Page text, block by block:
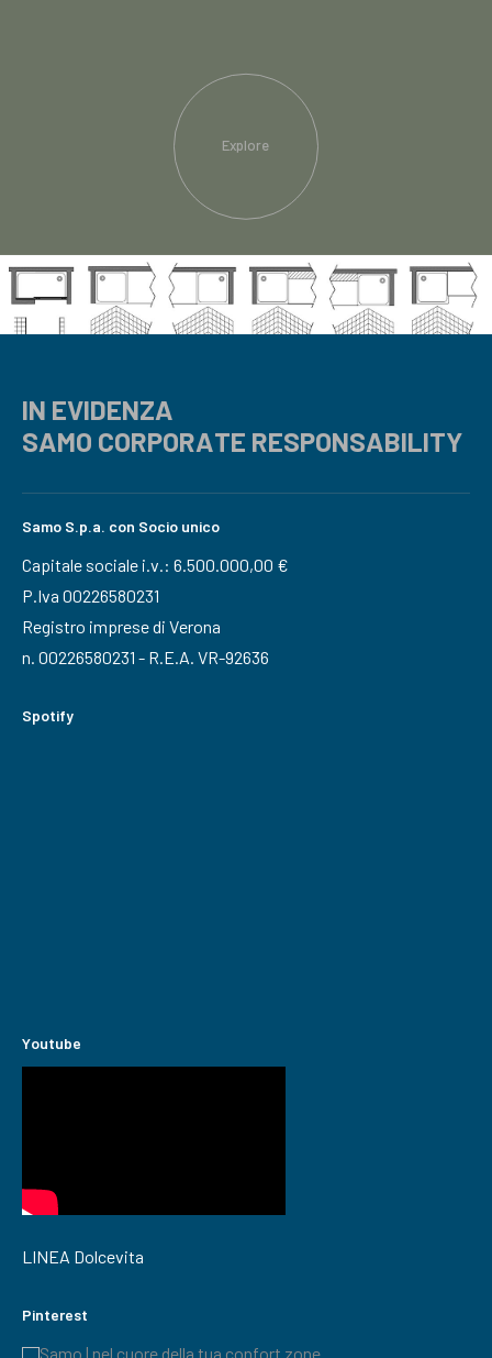
Explore
IN EVIDENZA
SAMO CORPORATE RESPONSABILITY
Samo S.p.a. con Socio unico
Capitale sociale i.v.: 6.500.000,00 €
P.Iva 00226580231
Registro imprese di Verona
n. 00226580231 - R.E.A. VR-92636
Spotify
Youtube
LINEA Dolcevita
Pinterest
Samo | nel cuore della tua confort zone